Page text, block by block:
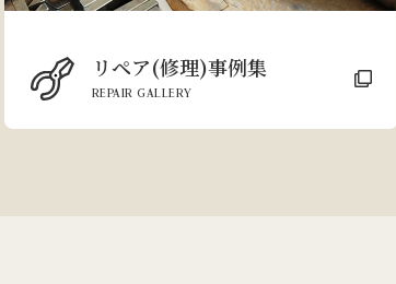
リペア(修理)事例集
REPAIR GALLERY